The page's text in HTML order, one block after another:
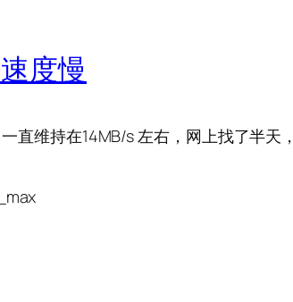
度慢
直维持在14MB/s 左右，网上找了半